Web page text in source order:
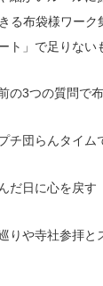
る布袋様ワーク
ト」で足りない
の3つの質問で
チ団らんタイム
だ日に心を戻す
りや寺社参拝と